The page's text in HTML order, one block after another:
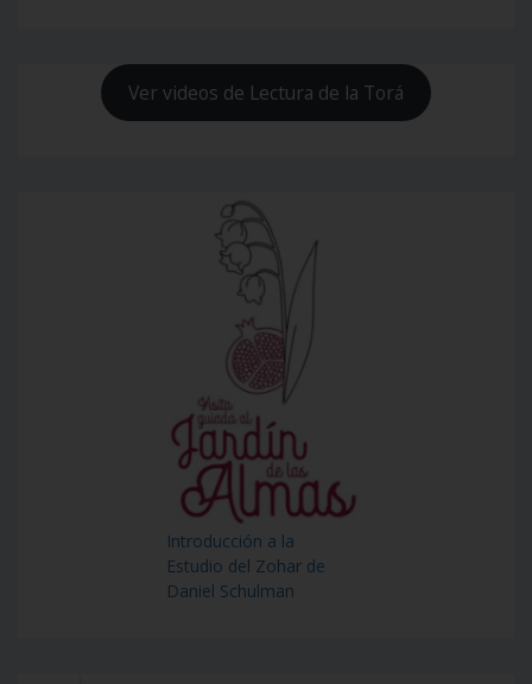
Ver videos de Lectura de la Torá
Introducción a la
Estudio del Zohar de
Daniel Schulman